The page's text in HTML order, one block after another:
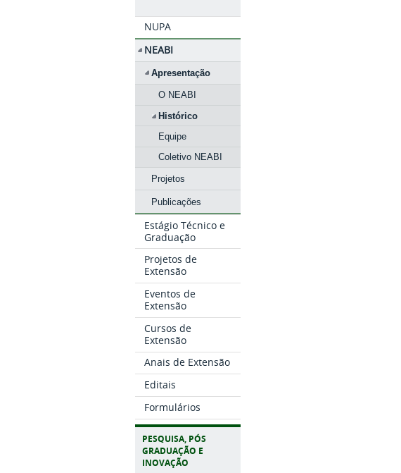
NUPA
NEABI
Apresentação
O NEABI
Histórico
Equipe
Coletivo NEABI
Projetos
Publicações
Estágio Técnico e
Graduação
Projetos de
Extensão
Eventos de
Extensão
Cursos de
Extensão
Anais de Extensão
Editais
Formulários
PESQUISA, PÓS
GRADUAÇÃO E
INOVAÇÃO